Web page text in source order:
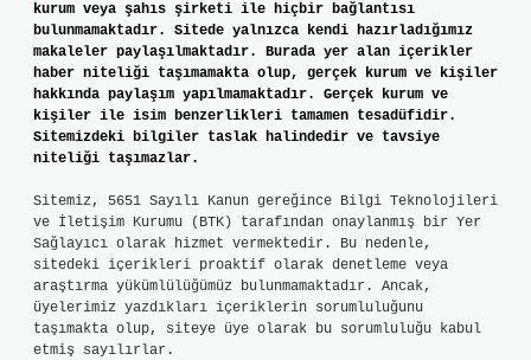
kurum veya şahıs şirketi ile hiçbir bağlantısı
bulunmamaktadır. Sitede yalnızca kendi hazırladığımız
makaleler paylaşılmaktadır. Burada yer alan içerikler
haber niteliği taşımamakta olup, gerçek kurum ve kişiler
hakkında paylaşım yapılmamaktadır. Gerçek kurum ve
kişiler ile isim benzerlikleri tamamen tesadüfidir.
Sitemizdeki bilgiler taslak halindedir ve tavsiye
niteliği taşımazlar.
Sitemiz, 5651 Sayılı Kanun gereğince Bilgi Teknolojileri
ve İletişim Kurumu (BTK) tarafından onaylanmış bir Yer
Sağlayıcı olarak hizmet vermektedir. Bu nedenle,
sitedeki içerikleri proaktif olarak denetleme veya
araştırma yükümlülüğümüz bulunmamaktadır. Ancak,
üyelerimiz yazdıkları içeriklerin sorumluluğunu
taşımakta olup, siteye üye olarak bu sorumluluğu kabul
etmiş sayılırlar.